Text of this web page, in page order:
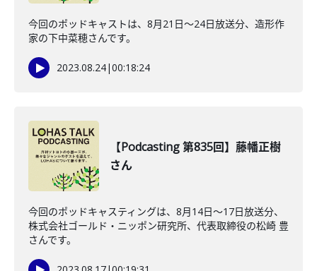
今回のポッドキャストは、8月21日〜24日放送分、造形作
家の下中菜穂さんです。
2023.08.24|00:18:24
【Podcasting 第835回】藤幡正樹
さん
今回のポッドキャスティングは、8月14日〜17日放送分、
株式会社ゴールド・ニッポン研究所、代表取締役の松崎 豊
さんです。